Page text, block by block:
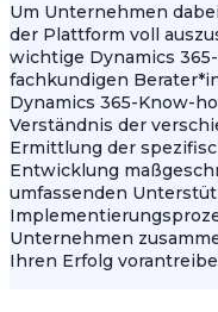
Um Unternehmen
der Plattform voll
wichtige Dynamics
fachkundigen
Dynamics 365-Know-
Verständnis der
Ermittlung der
Entwicklung
umfassenden
Unternehmen
Ihren Erfolg